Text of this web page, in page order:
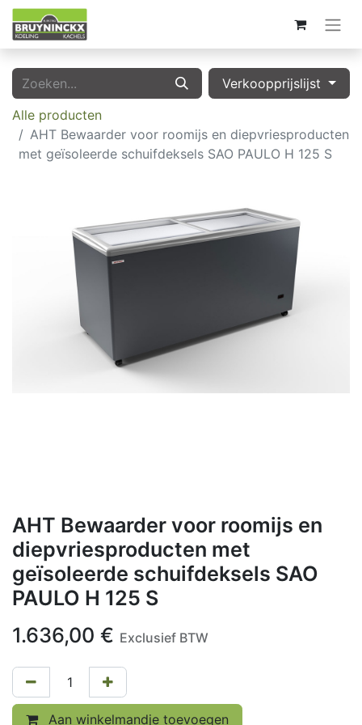
Verkoopprijslijst
Alle producten
AHT Bewaarder voor roomijs en diepvriesproducten
met geïsoleerde schuifdeksels SAO PAULO H 125 S
AHT Bewaarder voor roomijs en
diepvriesproducten met
geïsoleerde schuifdeksels SAO
PAULO H 125 S
1.636,00 € Exclusief BTW
Aan winkelmandje toevoegen